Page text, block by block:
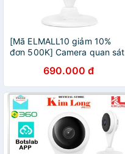
[Mã ELMALL10 giảm 10%
đơn 500K] Camera quan sát
1080P - Bảo hành chính
hãng 12 tháng
690.000 đ